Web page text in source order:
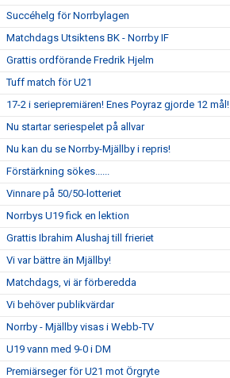
Succéhelg för Norrbylagen
Matchdags Utsiktens BK - Norrby IF
Grattis ordförande Fredrik Hjelm
Tuff match för U21
17-2 i seriepremiären! Enes Poyraz gjorde 12 mål!
Nu startar seriespelet på allvar
Nu kan du se Norrby-Mjällby i repris!
Förstärkning sökes......
Vinnare på 50/50-lotteriet
Norrbys U19 fick en lektion
Grattis Ibrahim Alushaj till frieriet
Vi var bättre än Mjällby!
Matchdags, vi är förberedda
Vi behöver publikvärdar
Norrby - Mjällby visas i Webb-TV
U19 vann med 9-0 i DM
Premiärseger för U21 mot Örgryte